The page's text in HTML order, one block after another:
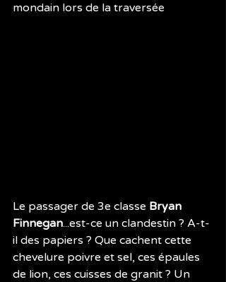
mondain lors de la traversée
Le passager de 3e classe Bryan
Finnegan...est-ce un clandestin ? A-t-
il des papiers ? Que cachent cette
chevelure poivre et sel, ces épaules
de lion, ces cuisses de granit ? Un